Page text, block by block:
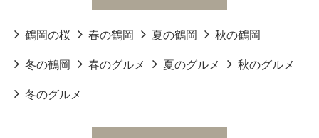
鶴岡の桜 春の鶴岡 夏の鶴岡 秋の鶴岡
冬の鶴岡 春のグルメ 夏のグルメ 秋のグルメ
冬のグルメ